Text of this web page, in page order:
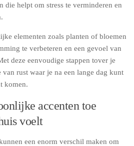
die helpt om stress te verminderen en
elementen zoals planten of bloemen
te verbeteren en een gevoel van
deze eenvoudige stappen tover je
rust waar je na een lange dag kunt
komen.
accenten toe
voelt
een enorm verschil maken om